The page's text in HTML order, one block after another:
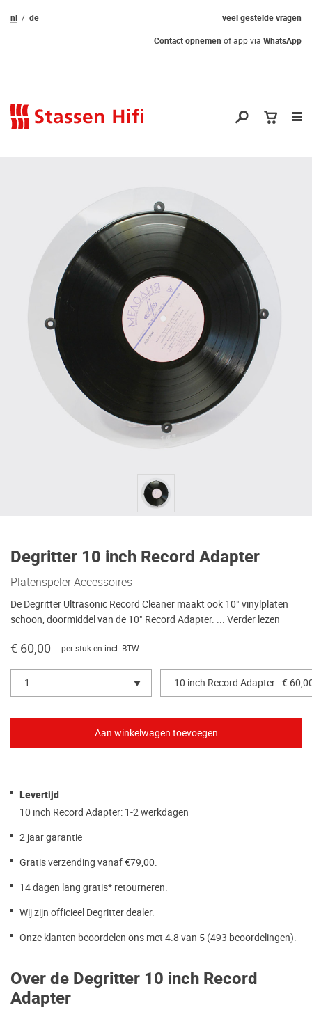
veel gestelde vragen
nl
de
Contact opnemenof app via WhatsApp
Degritter 10 inch Record Adapter
Platenspeler Accessoires
De Degritter Ultrasonic Record Cleaner maakt ook 10" vinylplaten
schoon, doormiddel van de 10" Record Adapter. ... Verder lezen
€ 60,00 per stuk en incl. BTW.
1 10 inch Record Adapter - €
Levertijd
10 inch Record Adapter: 1-2 werkdagen
2 jaar garantie
Gratis verzending vanaf €79,00.
14 dagen lang gratis* retourneren.
Wij zijn officieel Degritterdealer.
Onze klanten beoordelen ons met 4.8 van 5 (493 beoordelingen).
Over de Degritter 10 inch Record
Adapter